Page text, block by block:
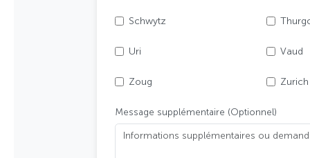
Schwytz
Uri Vaud
Zoug Zurich
Message supplémentaire (Optionnel)